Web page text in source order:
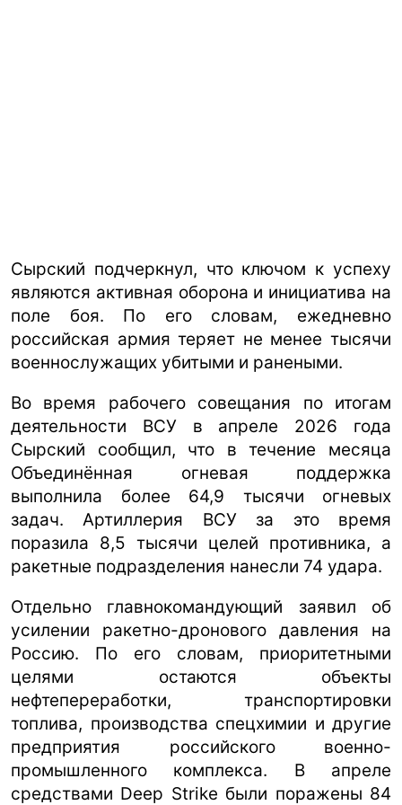
Сырский подчеркнул, что ключом к успеху
являются активная оборона и инициатива на
поле боя. По его словам, ежедневно
российская армия теряет не менее тысячи
военнослужащих убитыми и ранеными.
Во время рабочего совещания по итогам
деятельности ВСУ в апреле 2026 года
Сырский сообщил, что в течение месяца
Объединённая огневая поддержка
выполнила более 64,9 тысячи огневых
задач. Артиллерия ВСУ за это время
поразила 8,5 тысячи целей противника, а
ракетные подразделения нанесли 74 удара.
Отдельно главнокомандующий заявил об
усилении ракетно-дронового давления на
Россию. По его словам, приоритетными
целями остаются объекты
нефтепереработки, транспортировки
топлива, производства спецхимии и другие
предприятия российского военно-
промышленного комплекса. В апреле
средствами Deep Strike были поражены 84